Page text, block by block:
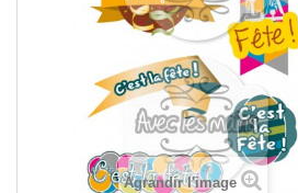
Agrandir l'image